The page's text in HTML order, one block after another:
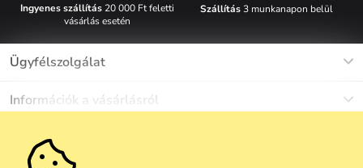
Ingyenes szállítás20 000 Ft feletti
vásárlás esetén
Szállítás3 munkanapon belül
Ügyfélszolgálat
+36 1 808 9989
Információk a vásárlásról
Gyakori kérdések
Egyéb információk
Rólunk